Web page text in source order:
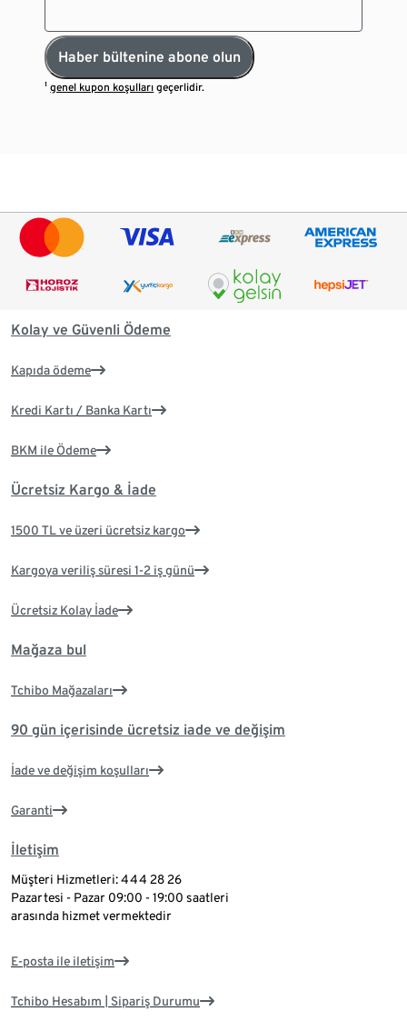
Haber bültenine abone olun
¹genel kupon koşulları geçerlidir.
Kolay ve Güvenli Ödeme
Kapıda ödeme
Kredi Kartı / Banka Kartı
BKM ile Ödeme
Ücretsiz Kargo & İade
1500 TL ve üzeri ücretsiz kargo
Kargoya veriliş süresi 1-2 iş günü
Ücretsiz Kolay İade
Mağaza bul
Tchibo Mağazaları
90 gün içerisinde ücretsiz iade ve değişim
İade ve değişim koşulları
Garanti
İletişim
Müşteri Hizmetleri: 444 28 26
Pazartesi - Pazar 09:00 - 19:00 saatleri
arasında hizmet vermektedir
E-posta ile iletişim
Tchibo Hesabım | Sipariş Durumu